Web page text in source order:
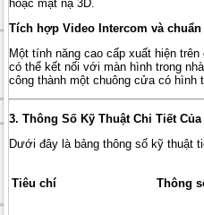
hoặc mặt nạ 3D.
Tích hợp Video Intercom và chuẩn
Một tính năng cao cấp xuất hiện
có thể kết nối với màn hình trong
công thành một chuông cửa có hình
3. Thông Số Kỹ Thuật Chi Tiết Của
Dưới đây là bảng thông số kỹ thuật
Tiêu chí Thông